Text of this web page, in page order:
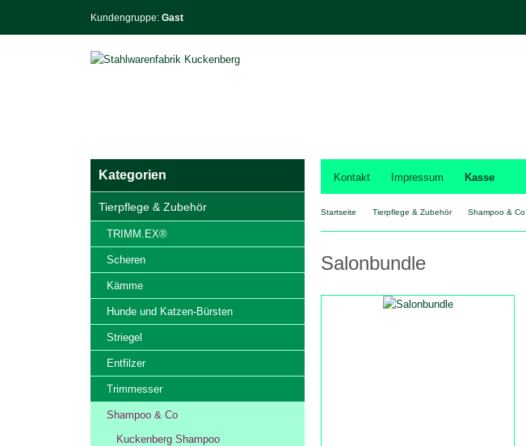
Kundengruppe: Gast
Kontakt Impressum Kasse
Startseite Tierpflege & Zubehör Shampoo & Co
Salonbundle
Kategorien
Tierpflege & Zubehör
TRIMM.EX®
Scheren
Kämme
Hunde und Katzen-Bürsten
Striegel
Entfilzer
Trimmesser
Shampoo & Co
Kuckenberg Shampoo